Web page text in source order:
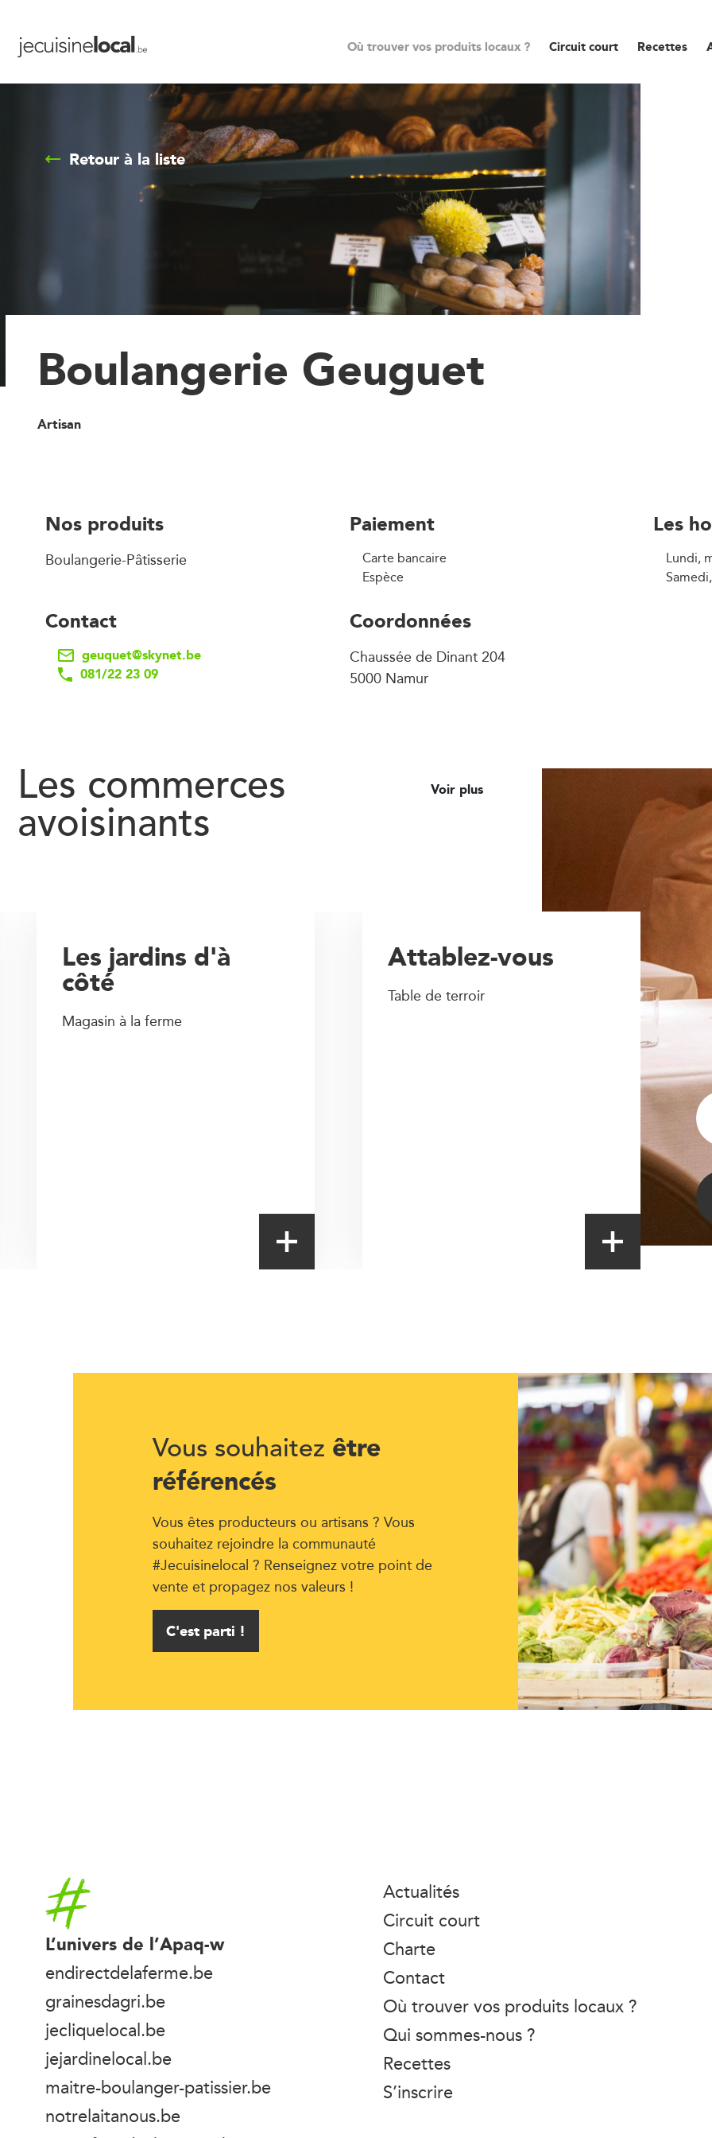
Où trouver vos produits locaux ? Circuit court Recettes
Retour à la liste
Boulangerie Geuguet
Artisan
Nos produits
Boulangerie-Pâtisserie
Paiement
Carte bancaire
Espèce
Les
Lundi,
Contact
geuquet@skynet.be
081/22 23 09
Coordonnées
Chaussée de Dinant 204
5000 Namur
Les commerces
avoisinants
Voir plus
Attablez-vous
Table de terroir
Les jardins d'à
côté
Magasin à la ferme
Vous souhaitez être
référencés
Vous êtes producteurs ou artisans ? Vous
souhaitez rejoindre la communauté
#Jecuisinelocal ? Renseignez votre point de
vente et propagez nos valeurs !
C'est parti !
Accueil
L’univers de l’Apaq-w
endirectdelaferme.be
grainesdagri.be
jecliquelocal.be
jejardinelocal.be
maitre-boulanger-patissier.be
notrelaitanous.be
Actualités
Circuit court
Charte
Contact
Où trouver vos produits locaux ?
Qui sommes-nous ?
Recettes
S’inscrire